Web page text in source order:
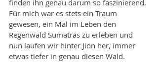
finden ihn genau darum so faszinierend.
Für mich war es stets ein Traum
gewesen, ein Mal im Leben den
Regenwald Sumatras zu erleben und
nun laufen wir hinter Jion her, immer
etwas tiefer in genau diesen Wald.